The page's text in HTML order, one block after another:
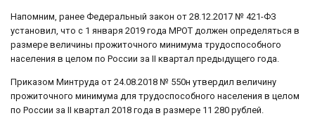
Напомним, ранее Федеральный закон от 28.12.2017 № 421-ФЗ
установил, что с 1 января 2019 года МРОТ должен определяться в
размере величины прожиточного минимума трудоспособного
населения в целом по России за II квартал предыдущего года.
Приказом Минтруда от 24.08.2018 № 550н утвердил величину
прожиточного минимума для трудоспособного населения в целом
по России за II квартал 2018 года в размере 11 280 рублей.